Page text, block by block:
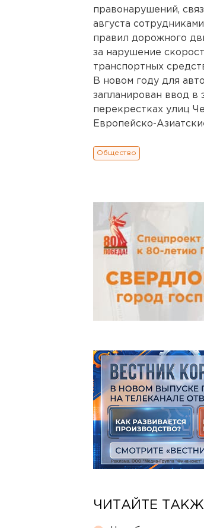
правонарушений,
августа
правил дорожного
за нарушение
транспортных
В новом году для
запланирован ввод в
перекрестках улиц
Европейско-
Общество
ЧИТАЙТЕ